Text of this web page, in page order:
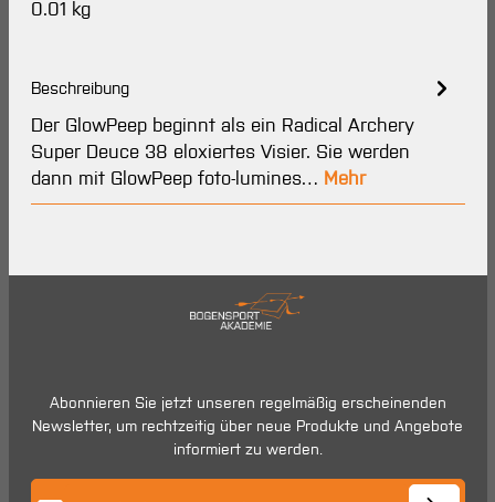
0.01 kg
Beschreibung
Der GlowPeep beginnt als ein Radical Archery
Super Deuce 38 eloxiertes Visier. Sie werden
dann mit GlowPeep foto-lumines… Mehr
Abonnieren Sie jetzt unseren regelmäßig erscheinenden
Newsletter, um rechtzeitig über neue Produkte und Angebote
informiert zu werden.